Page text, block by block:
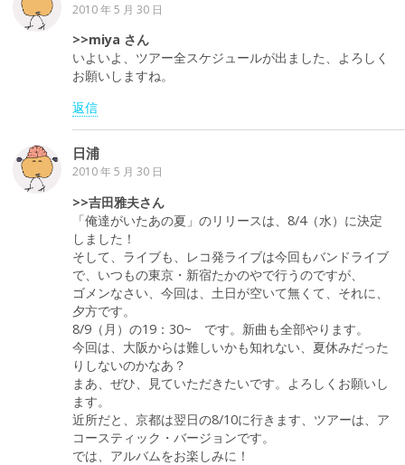
2010 年 5 月 30 日
>>miya さん
いよいよ、ツアー全スケジュールが出ました、よろしく
お願いしますね。
返信
日浦
2010 年 5 月 30 日
>>吉田雅夫さん
「俺達がいたあの夏」のリリースは、8/4（水）に決定
しました！
そして、ライブも、レコ発ライブは今回もバンドライブ
で、いつもの東京・新宿たかのやで行うのですが、
ゴメンなさい、今回は、土日が空いて無くて、それに、
夕方です。
8/9（月）の19：30~ です。新曲も全部やります。
今回は、大阪からは難しいかも知れない、夏休みだった
りしないのかなあ？
まあ、ぜひ、見ていただきたいです。よろしくお願いし
ます。
近所だと、京都は翌日の8/10に行きます、ツアーは、ア
コースティック・バージョンです。
では、アルバムをお楽しみに！